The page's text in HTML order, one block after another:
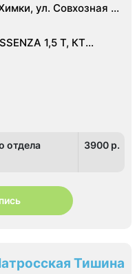
ул. Совхозная 4,
1,5 Т, КТ
отдела
3900 p.
Тишина